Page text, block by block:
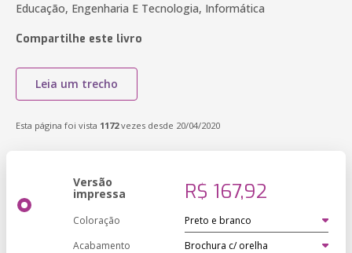
Educação, Engenharia E Tecnologia, Informática
Compartilhe este livro
Leia um trecho
Esta página foi vista 1172vezes desde 20/04/2020
Versão
impressa R$ 167,92
Coloração
Acabamento